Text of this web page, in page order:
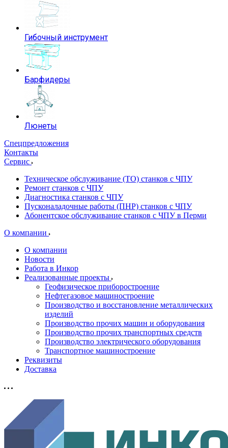
Гибочный инструмент
Барфидеры
Люнеты
Спецпредложения
Контакты
Сервис
Техническое обслуживание (ТО) станков с ЧПУ
Ремонт станков с ЧПУ
Диагностика станков с ЧПУ
Пусконаладочные работы (ПНР) станков с ЧПУ
Абонентское обслуживание станков с ЧПУ в Перми
О компании
О компании
Новости
Работа в Инкор
Реализованные проекты
Геофизическое приборостроение
Нефтегазовое машиностроение
Производство и восстановление металлических
изделий
Производство прочих машин и оборудования
Производство прочих транспортных средств
Производство электрического оборудования
Транспортное машиностроение
Реквизиты
Доставка